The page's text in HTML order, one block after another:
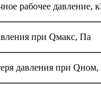
рабочее давление,
при Qмакс, Па
давления при